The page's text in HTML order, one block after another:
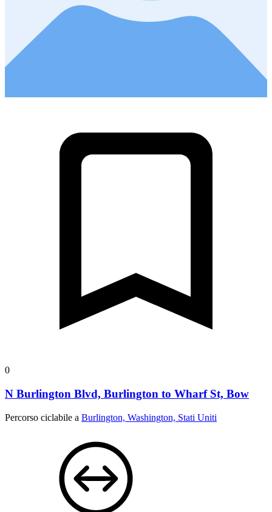
0
N Burlington Blvd, Burlington to Wharf St, Bow
Percorso ciclabile a Burlington, Washington, Stati Uniti